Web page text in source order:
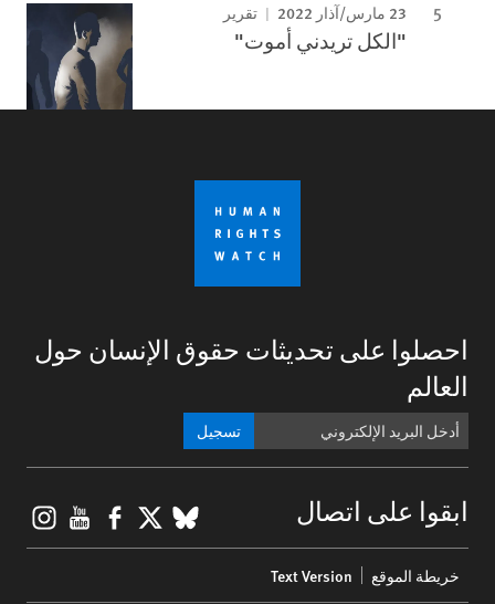
23 مارس/آذار 2022 تقرير
"الكل تريدني أموت"
احصلوا على تحديثات حقوق الإنسان حول
العالم
تسجيل
ابقوا على اتصال BlueSky
X
menu
خريطة الموقع Text Version